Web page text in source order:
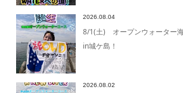
2026.08.04
8/1(土) オープンウォーター
in城ケ島！
2026.08.02